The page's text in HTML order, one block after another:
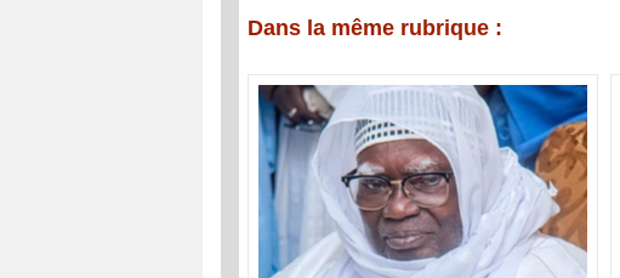
Dans la même rubrique :